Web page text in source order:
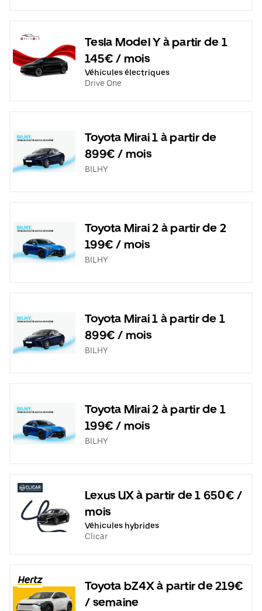
Tesla Model Y à partir de 1
145€ / mois
Véhicules électriques
Drive One
Toyota Mirai 1 à partir de
899€ / mois
BILHY
Toyota Mirai 2 à partir de 2
199€ / mois
BILHY
Toyota Mirai 1 à partir de 1
899€ / mois
BILHY
Toyota Mirai 2 à partir de 1
199€ / mois
BILHY
Lexus UX à partir de 1 650€ /
mois
Véhicules hybrides
Clicar
Toyota bZ4X à partir de 219€
/ semaine